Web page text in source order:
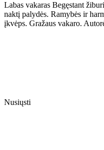
Labas vakaras Begęstant
naktį palydės. Ramybės ir
įkvėps. Gražaus vakaro.
Nusiųsti